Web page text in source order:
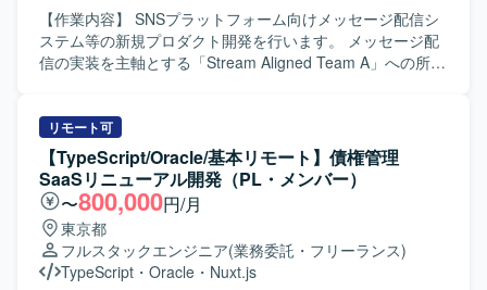
【作業内容】 SNSプラットフォーム向けメッセージ配信シ
ステム等の新規プロダクト開発を行います。 メッセージ配
信の実装を主軸とする「Stream Aligned Team A」への所属
囲は、リッチメニュー・ポップアップ画面作成、リアルタ
イムチャット、配信用管理画面、LIFFアプリ構築等となり
ます。 将来的なSaaS化を見据えた技術選定・設計・実装お
よびサービスブラッシュアップを行います。
リモート可
【TypeScript/Oracle/基本リモート】債権管理
SaaSリニューアル開発（PL・メンバー）
〜800,000円/月
東京都
フルスタックエンジニア(業務委託・フリーランス)
TypeScript ・ Oracle ・ Nuxt.js